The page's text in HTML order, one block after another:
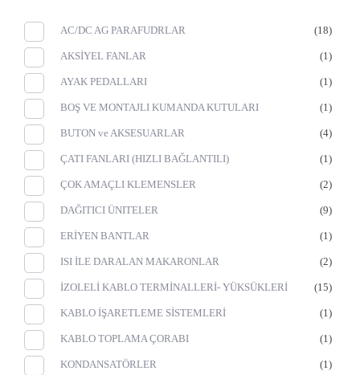
AC/DC AG PARAFUDRLAR (18)
AKSİYEL FANLAR (1)
AYAK PEDALLARI (1)
BOŞ VE MONTAJLI KUMANDA KUTULARI (1)
BUTON ve AKSESUARLAR (4)
ÇATI FANLARI (HIZLI BAĞLANTILI) (1)
ÇOK AMAÇLI KLEMENSLER (2)
DAĞITICI ÜNITELER (9)
ERİYEN BANTLAR (1)
ISI İLE DARALAN MAKARONLAR (2)
İZOLELİ KABLO TERMİNALLERİ- YÜKSÜKLERİ (15)
KABLO İŞARETLEME SİSTEMLERİ (1)
KABLO TOPLAMA ÇORABI (1)
KONDANSATÖRLER (1)